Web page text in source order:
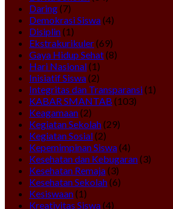
Daring(7)
Demokrasi Siswa(4)
Disiplin(1)
Ekstrakurikuler(69)
Gaya Hidup Sehat(8)
Hari Nasional(1)
Inisiatif Siswa(2)
Integritas dan Transparansi(1)
KABAR SMANTAB (103)
Keagamaan(2)
Kegiatan Sekolah(29)
Kegiatan Sosial(2)
Kepemimpinan Siswa(4)
Kesehatan dan Kebugaran(3)
Kesehatan Remaja(3)
Kesehatan Sekolah(6)
Kesiswaan(1)
Kreativitas Siswa(4)